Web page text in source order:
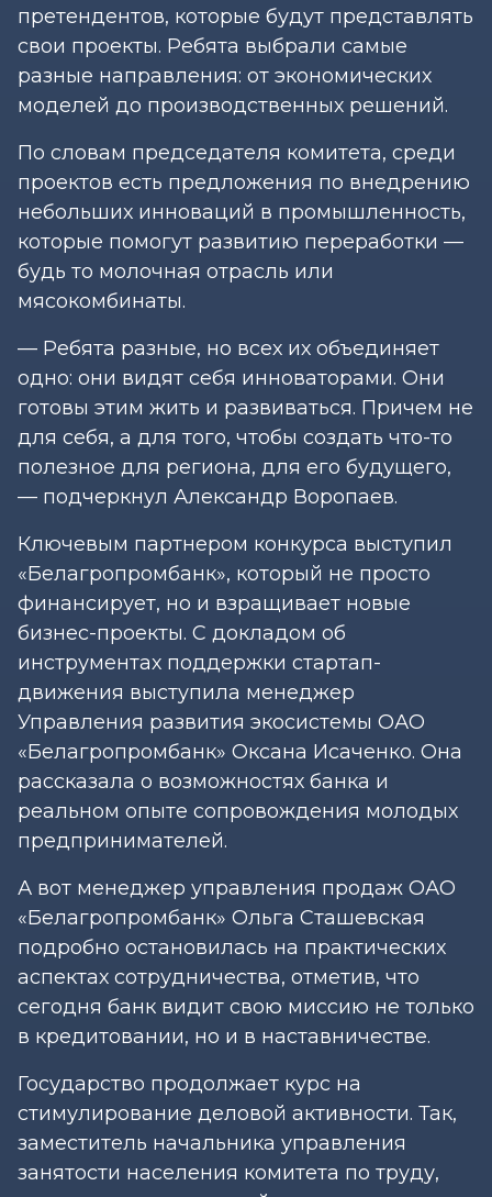
претендентов, которые будут представлять
свои проекты. Ребята выбрали самые
разные направления: от экономических
моделей до производственных решений.
По словам председателя комитета, среди
проектов есть предложения по внедрению
небольших инноваций в промышленность,
которые помогут развитию переработки —
будь то молочная отрасль или
мясокомбинаты.
— Ребята разные, но всех их объединяет
одно: они видят себя инноваторами. Они
готовы этим жить и развиваться. Причем не
для себя, а для того, чтобы создать что-то
полезное для региона, для его будущего,
— подчеркнул Александр Воропаев.
Ключевым партнером конкурса выступил
«Белагропромбанк», который не просто
финансирует, но и взращивает новые
бизнес-проекты. С докладом об
инструментах поддержки стартап-
движения выступила менеджер
Управления развития экосистемы ОАО
«Белагропромбанк» Оксана Исаченко. Она
рассказала о возможностях банка и
реальном опыте сопровождения молодых
предпринимателей.
А вот менеджер управления продаж ОАО
«Белагропромбанк» Ольга Сташевская
подробно остановилась на практических
аспектах сотрудничества, отметив, что
сегодня банк видит свою миссию не только
в кредитовании, но и в наставничестве.
Государство продолжает курс на
стимулирование деловой активности. Так,
заместитель начальника управления
занятости населения комитета по труду,